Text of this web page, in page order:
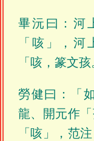
畢沅曰：河
「咳」，
「咳，篆文
勞健曰：「
龍、開元作
「咳」，范